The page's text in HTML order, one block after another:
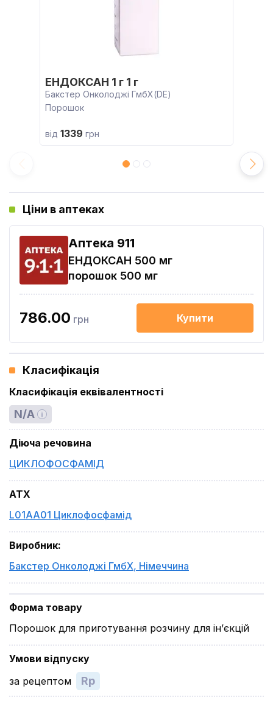
ЕНДОКСАН 1 г 1 г
Бакстер Онколоджі ГмбХ(DE)
Порошок
від 1339 грн
Ціни в аптеках
Aптека 911
ЕНДОКСАН 500 мг
порошок 500 мг
786.00 грн Купити
Класифікація
Класифікація еквівалентності
N/A
Діюча речовина
ЦИКЛОФОСФАМІД
ATX
L01AA01 Циклофосфамід
Виробник:
Бакстер Онколоджі ГмбХ, Німеччина
Форма товару
Порошок для приготування розчину для ін’єкцій
Умови відпуску
за рецептом
Rp